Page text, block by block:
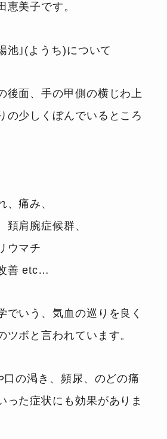
恵美子です。
池｣(ようち)について
後面、手の甲側の横じわ上
の少しくぼんでいるところ
、痛み、
頚肩腕症候群、
ウマチ
善 etc…
でいう、気血の巡りを良く
ツボと言われています。
の渇き、頻尿、のどの痛
った症状にも効果がありま